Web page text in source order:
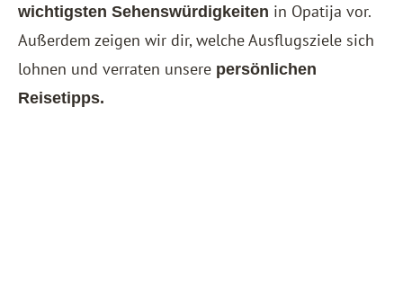
wichtigsten Sehenswürdigkeiten in Opatija vor.
Außerdem zeigen wir dir, welche Ausflugsziele sich
lohnen und verraten unsere persönlichen
Reisetipps.